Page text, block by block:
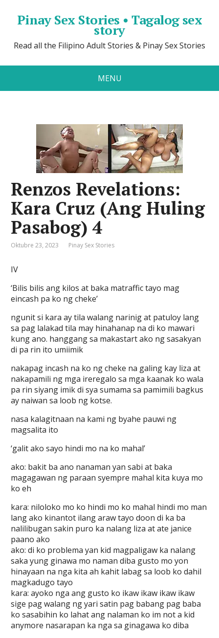
Pinay Sex Stories • Tagalog sex
story
Read all the Filipino Adult Stories & Pinay Sex Stories
MENU
Renzos Revelations:
Kara Cruz (Ang Huling
Pasabog) 4
Oktubre 23, 2023 Pinay Sex Stories
IV
‘Bilis bilis ang kilos at baka matraffic tayo mag
eincash pa ko ng cheke’
ngunit si kara ay tila walang narinig at patuloy lang
sa pag lalakad tila may hinahanap na di ko mawari
kung ano. hanggang sa makastart ako ng sasakyan
di pa rin ito umiimik
nakapag incash na ko ng cheke na galing kay liza at
nakapamili ng mga ireregalo sa mga kaanak ko wala
pa rin siyang imik di sya sumama sa pamimili bagkus
ay naiwan sa loob ng kotse.
nasa kalagitnaan na kami ng byahe pauwi ng
magsalita ito
‘galit ako sayo hindi mo na ko mahal’
ako: bakit ba ano nanaman yan sabi at baka
magagawan ng paraan syempre mahal kita kuya mo
ko eh
kara: niloloko mo ko hindi mo ko mahal hindi mo man
lang ako kinantot ilang araw tayo doon di ka ba
nalilibugan sakin puro ka nalang liza at ate janice
paano ako
ako: di ko problema yan kid magpaligaw ka nalang
saka yung ginawa mo naman diba gusto mo yon
hinayaan na nga kita ah kahit labag sa loob ko dahil
magkadugo tayo
kara: ayoko nga ang gusto ko ikaw ikaw ikaw ikaw
sige pag walang ng yari satin pag babang pag baba
ko sasabihin ko lahat ang nalaman ko im not a kid
anymore nasarapan ka nga sa ginagawa ko diba